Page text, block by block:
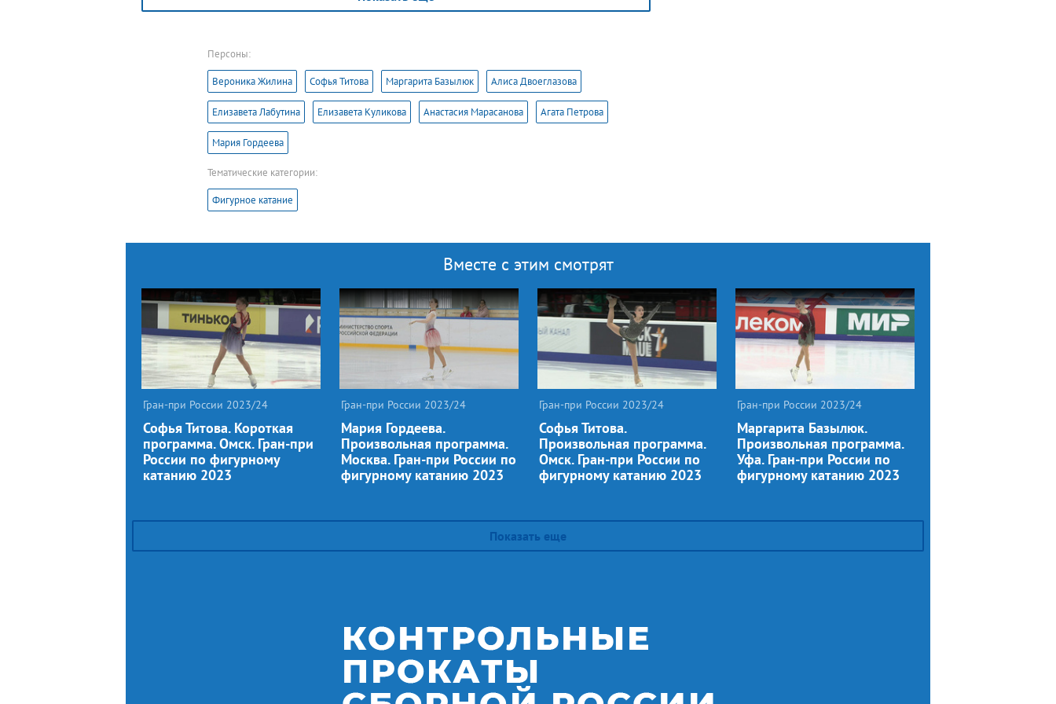
была разыграна «Игра престолов».
объединили самую известную часть
Хаваши Prelude (Age of Heroes).
Персоны:
Вероника Жилина Софья Титова Маргарита Базылюк Алиса Двоеглазова
Елизавета Лабутина Елизавета Куликова Анастасия Марасанова Агата Петрова
Мария Гордеева
Тематические категории:
Фигурное катание
Вместе с этим смотрят
Гран-при России 2023/24
Софья Титова. Короткая
программа. Омск. Гран-при
России по фигурному
катанию 2023
Гран-при России 2023/24
Мария Гордеева.
Произвольная программа.
Москва. Гран-при России по
фигурному катанию 2023
Гран-при России 2023/24
Софья Титова.
Произвольная программа.
Омск. Гран-при России по
фигурному катанию 2023
Гран-при России 2023/24
Маргарита Базылюк.
Произвольная программа.
Уфа. Гран-при России по
фигурному катанию 2023
Показать еще